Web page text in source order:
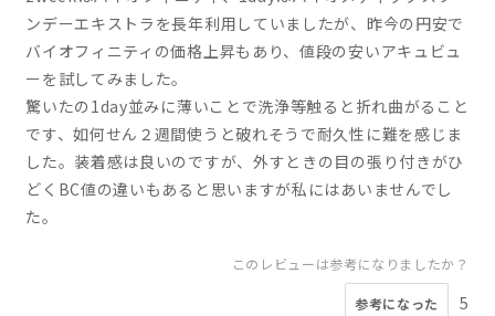
ンデーエキストラを長年利用していましたが、昨今の円安で
バイオフィニティの価格上昇もあり、値段の安いアキュビュ
ーを試してみました。
驚いたの1day並みに薄いことで洗浄等触ると折れ曲がること
です、如何せん２週間使うと破れそうで耐久性に難を感じま
した。装着感は良いのですが、外すときの目の張り付きがひ
どくBC値の違いもあると思いますが私にはあいませんでし
た。
このレビューは参考になりましたか？
参考になった 5